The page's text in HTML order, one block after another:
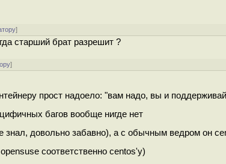
]
старший брат разрешит ?
]
прост надоело: "вам надо, вы и
багов вообще нигде нет
знал, довольно забавно), а с обычным ведром он
соответственно centos'у)